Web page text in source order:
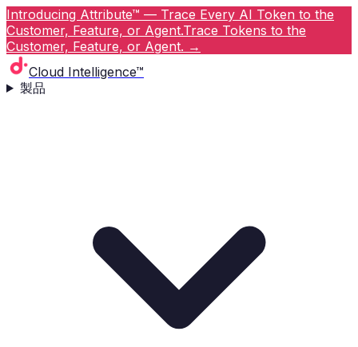
Introducing Attribute™ — Trace Every AI Token to the
Customer, Feature, or Agent.Trace Tokens to the
Customer, Feature, or Agent. →
Cloud Intelligence™
製品